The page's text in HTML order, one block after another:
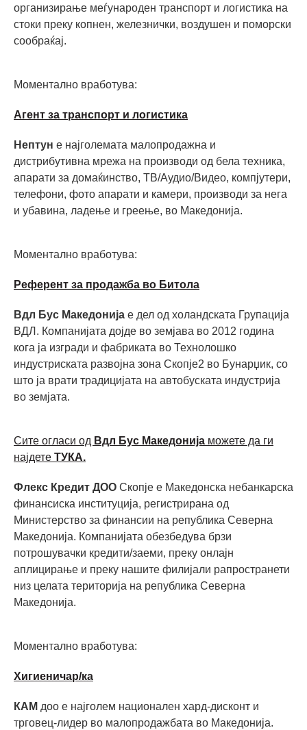
организирање меѓународен транспорт и логистика на
стоки преку копнен, железнички, воздушен и поморски
сообраќај.
Моментално вработува:
Агент за транспорт и логистика
Нептун е најголемата малопродажна и
дистрибутивна мрежа на производи од бела техника,
апарати за домаќинство, ТВ/Аудио/Видео, компјутери,
телефони, фото апарати и камери, производи за нега
и убавина, ладење и греење, во Македонијa.
Моментално вработува:
Референт за продажба во Битола
Вдл Бус Македонија е дел од холандската Групација
ВДЛ. Компанијата дојде во земјава во 2012 година
кога ја изгради и фабриката во Технолошко
индустриската развојна зона Скопје2 во Бунарџик, со
што ја врати традицијата на автобуската индустрија
во земјата.
Сите огласи од Вдл Бус Македонија можете да ги
најдете ТУКА.
Флекс Кредит ДОО Скопје е Македонска небанкарска
финансиска институција, регистрирана од
Министерство за финансии на република Северна
Македонија. Компанијата обезбедува брзи
потрошувачки кредити/заеми, преку онлајн
аплицирање и преку нашите филијали рапространети
низ целата територија на република Северна
Македонија.
Моментално вработува:
Хигиеничар/ка
КАМ доо е најголем национален хард-дисконт и
трговец-лидер во малопродажбата во Македонија.